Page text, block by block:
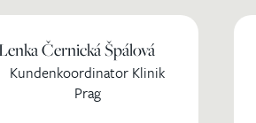
Lenka Černická Špálová
Kundenkoordinator Klinik
Prag